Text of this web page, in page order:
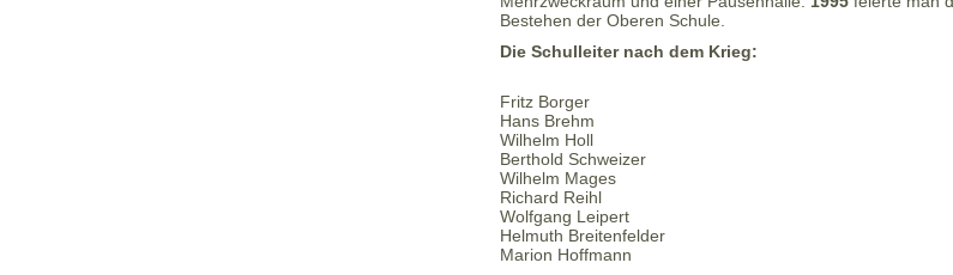
Bestehen der Oberen Schule.
Die Schulleiter nach dem Krieg:
Fritz Borger
Hans Brehm
Wilhelm Holl
Berthold Schweizer
Wilhelm Mages
Richard Reihl
Wolfgang Leipert
Helmuth Breitenfelder
Marion Hoffmann